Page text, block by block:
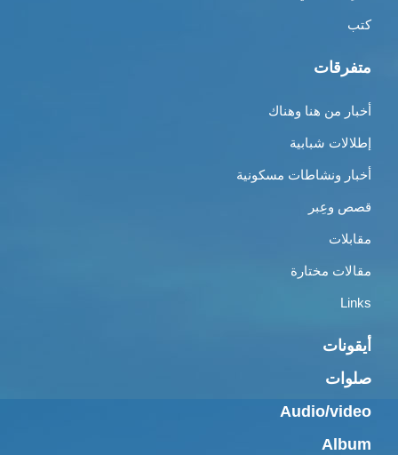
كتب
متفرقات
أخبار من هنا وهناك
إطلالات شبابية
أخبار ونشاطات مسكونية
قصص وعِبر
مقابلات
مقالات مختارة
Links
أيقونات
صلوات
Audio/video
Album